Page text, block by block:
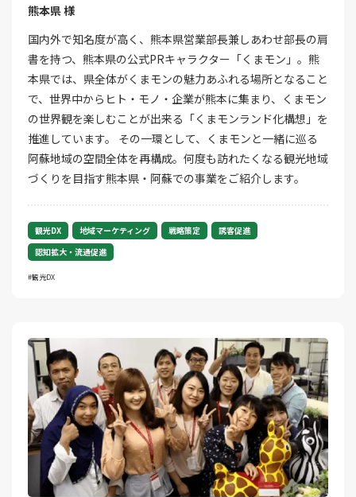
熊本県 様
国内外で知名度が高く、熊本県営業部長兼しあわせ部長の肩
書を持つ、熊本県の公式PRキャラクター「くまモン」。熊
本県では、県全体がくまモンの魅力あふれる場所となること
で、世界中からヒト・モノ・企業が熊本に集まり、くまモン
の世界観を楽しむことが出来る「くまモンランド化構想」を
推進しています。 その一環として、くまモンと一緒に巡る
阿蘇地域の空間全体を再構成。何度も訪れたくなる観光地域
づくりを目指す熊本県・阿蘇での事業をご紹介します。
観光DX 地域マーケティング 戦略策定
誘客促進
認知拡大・流通促進
観光DX